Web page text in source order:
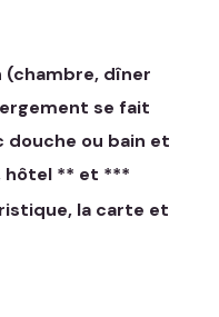
dîner
se fait
douche ou bain et
hôtel ** et ***
la carte et